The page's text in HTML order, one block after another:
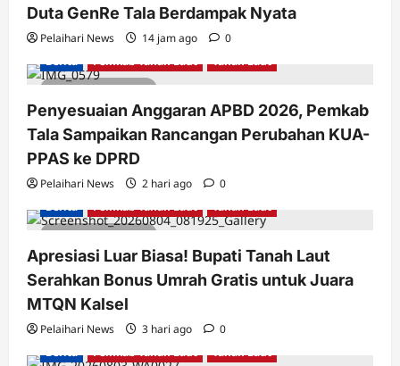
Duta GenRe Tala Berdampak Nyata
Pelaihari News 14 jam ago 0
2 minutes read
Berita Pemkab Tanah Laut Tanah Laut
Penyesuaian Anggaran APBD 2026, Pemkab
Tala Sampaikan Rancangan Perubahan KUA-
PPAS ke DPRD
Pelaihari News 2 hari ago 0
2 minutes read
Berita Pemkab Tanah Laut Tanah Laut
Apresiasi Luar Biasa! Bupati Tanah Laut
Serahkan Bonus Umrah Gratis untuk Juara
MTQN Kalsel
Pelaihari News 3 hari ago 0
Berita Pemkab Tanah Laut Tanah Laut